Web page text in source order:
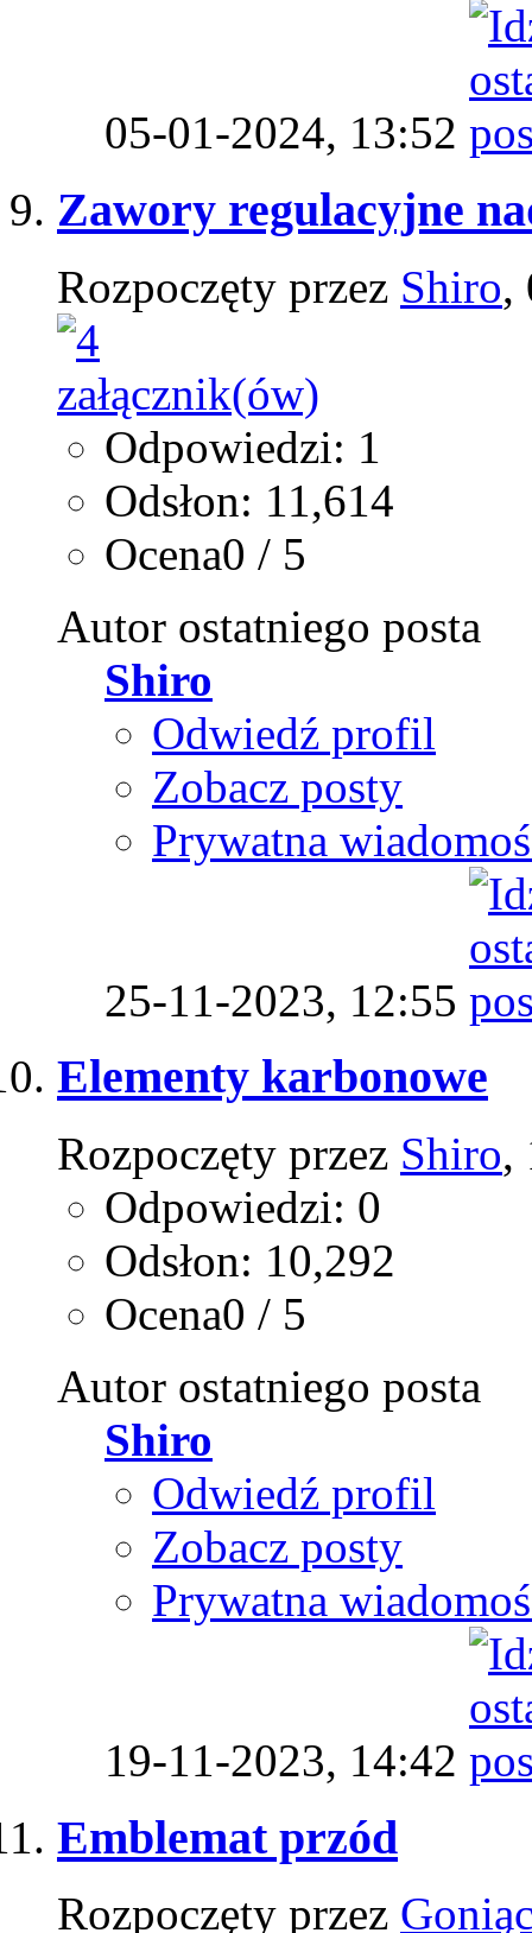
05-01-2024, 13:52
Zawory regulacyjne
Rozpoczęty przez Shiro,
Odpowiedzi: 1
Odsłon: 11,614
Ocena0 / 5
Autor ostatniego posta
Shiro
Odwiedź profil
Zobacz posty
Prywatna
25-11-2023, 12:55
Elementy karbonowe
Rozpoczęty przez Shiro,
Odpowiedzi: 0
Odsłon: 10,292
Ocena0 / 5
Autor ostatniego posta
Shiro
Odwiedź profil
Zobacz posty
Prywatna
19-11-2023, 14:42
Emblemat przód
Rozpoczęty przez